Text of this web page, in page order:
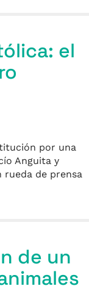
el
por una
Anguita y
rueda de prensa
de un